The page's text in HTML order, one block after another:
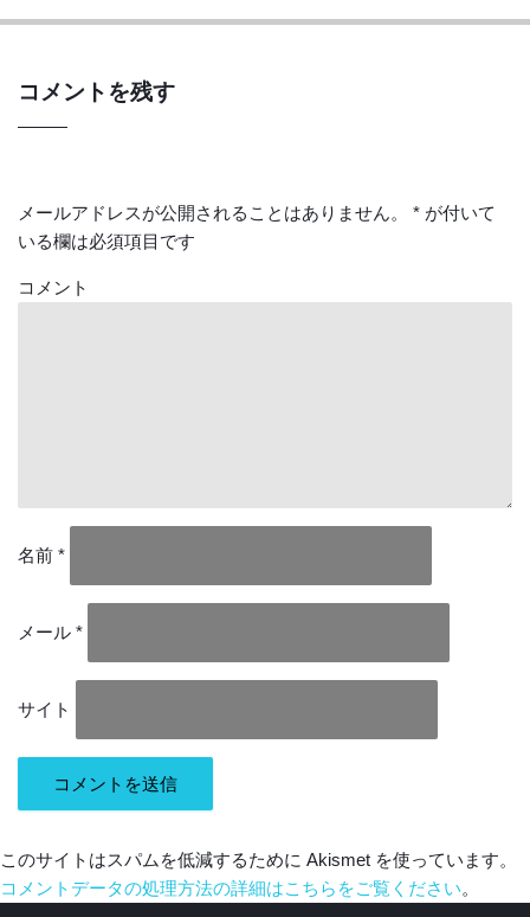
コメントを残す
メールアドレスが公開されることはありません。 * が付いて
いる欄は必須項目です
コメント
名前 *
メール *
サイト
このサイトはスパムを低減するために Akismet を使っています。
コメントデータの処理方法の詳細はこちらをご覧ください。